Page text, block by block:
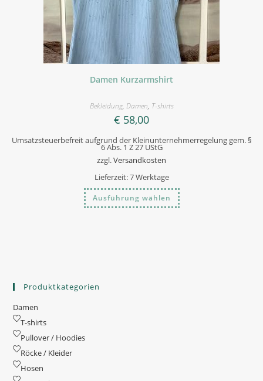
Damen Kurzarmshirt
Bekleidung, Damen, T-shirts
€ 58,00
Umsatzsteuerbefreit aufgrund der Kleinunternehmerregelung gem. §
6 Abs. 1 Z 27 UStG
zzgl.Versandkosten
Lieferzeit:7 Werktage
Ausführung wählen
Dieses
Produkt
weist
Produktkategorien
Damen
T-shirts
Pullover / Hoodies
Röcke / Kleider
Hosen